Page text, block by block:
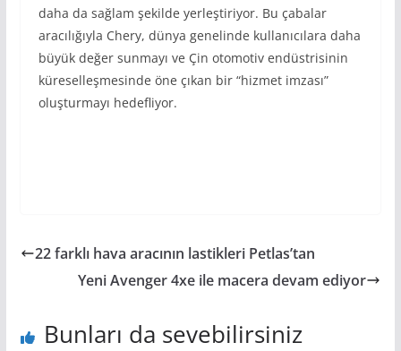
daha da sağlam şekilde yerleştiriyor. Bu çabalar
aracılığıyla Chery, dünya genelinde kullanıcılara daha
büyük değer sunmayı ve Çin otomotiv endüstrisinin
küreselleşmesinde öne çıkan bir “hizmet imzası”
oluşturmayı hedefliyor.
22 farklı hava aracının lastikleri Petlas’tan
Yeni Avenger 4xe ile macera devam ediyor
Bunları da sevebilirsiniz